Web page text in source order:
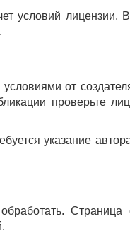
условий лицензии.
от
проверьте
указание